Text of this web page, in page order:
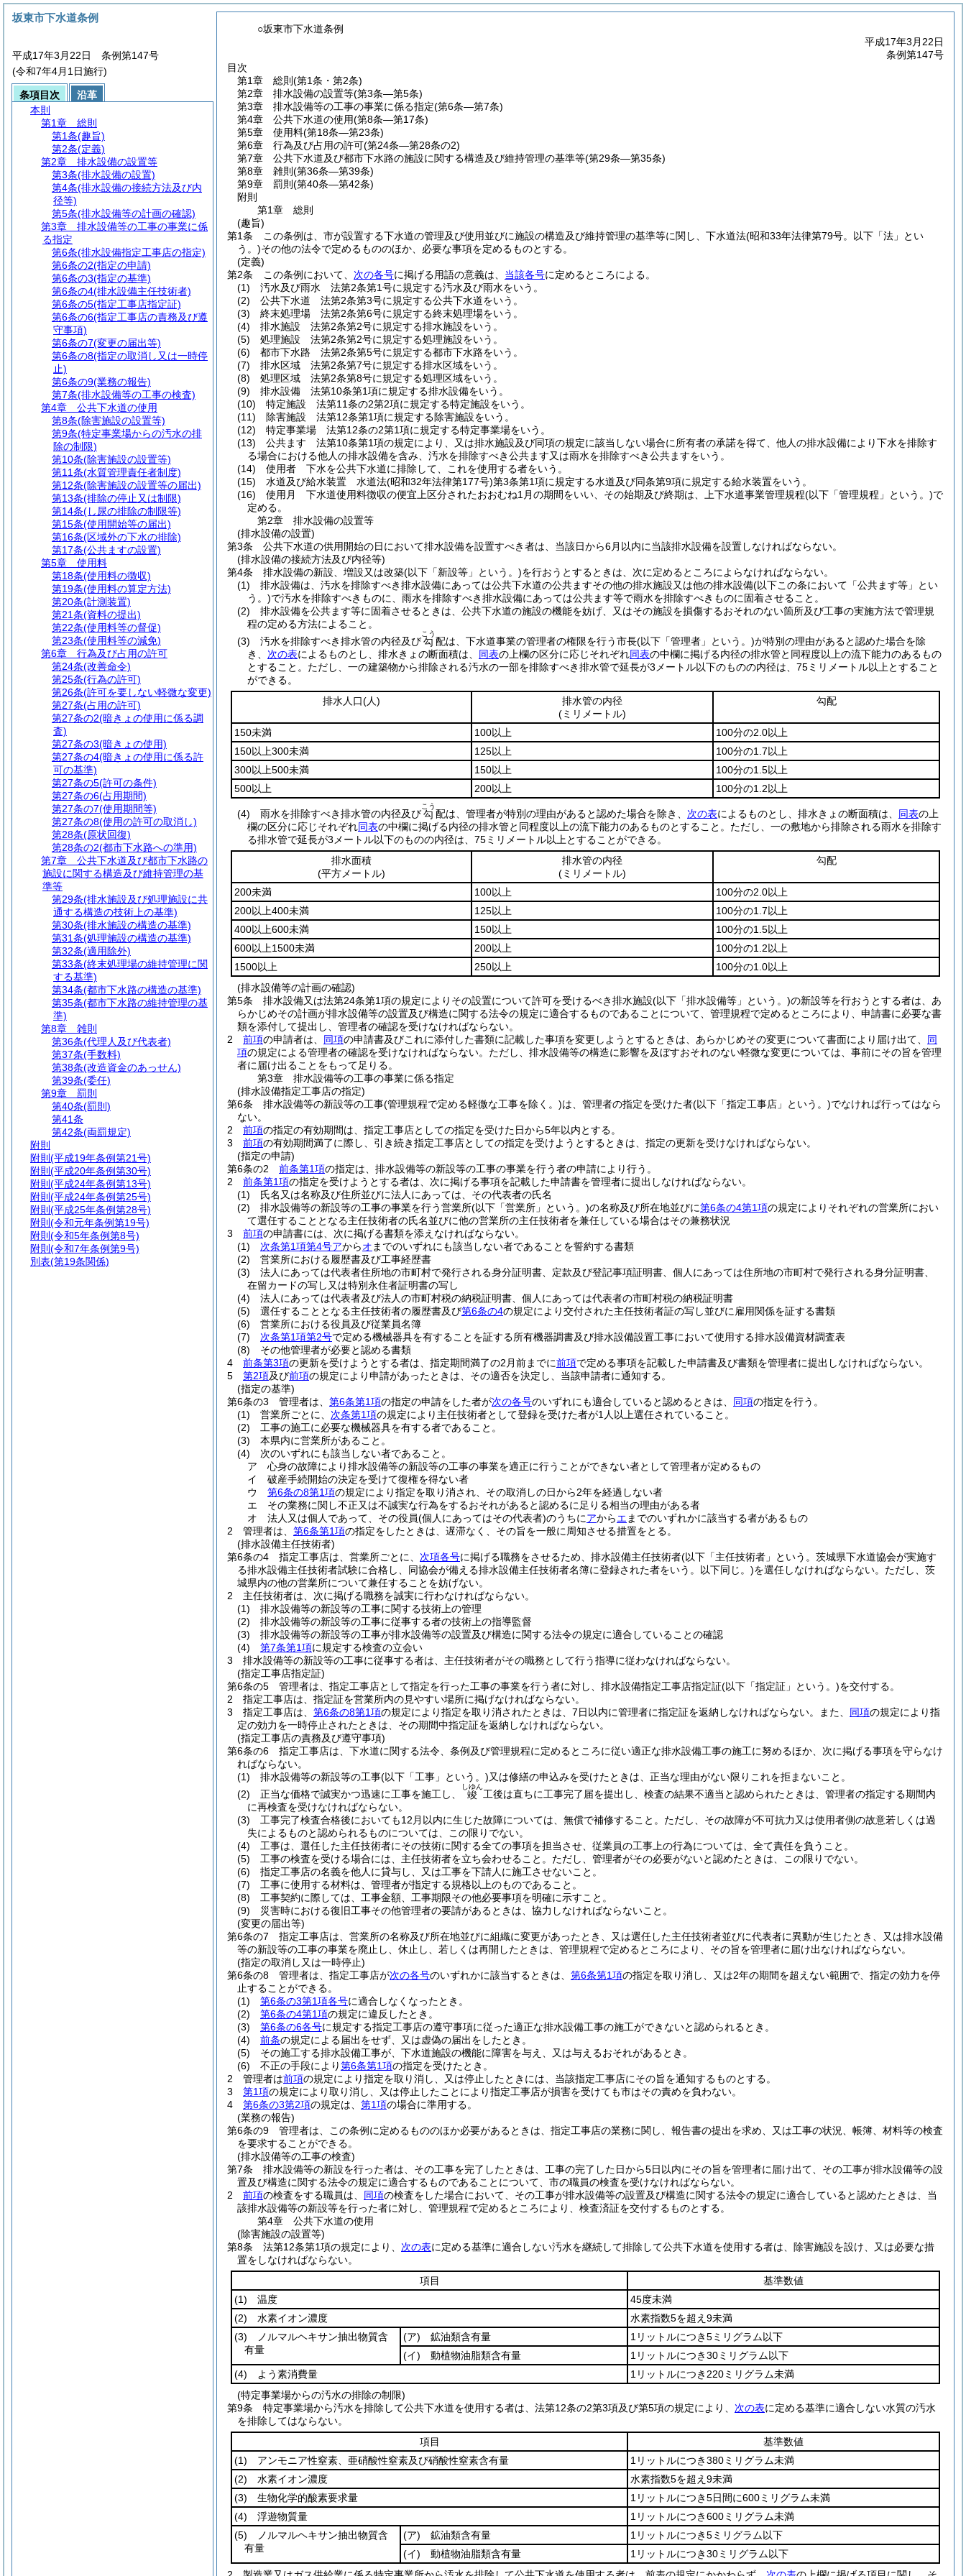
○坂東市下水道条例
平成17年3月22日
条例第147号
目次
第1章
総則 (第1条・第2条)
第2章
排水設備の設置等(第3条―第5条)
第3章
排水設備等の工事の事業に係る指定(第6条―第7条)
第4章
公共下水道の使用(第8条―第17条)
第5章
使用料(第18条―第23条)
第6章
行為及び占用の許可(第24条―第28条の2)
第7章
公共下水道及び都市下水路の施設に関する構造及び維持管理の基準等(第29条―第35条)
第8章
雑則 (第36条―第39条)
第9章
罰則 (第40条―第42条)
附則
第1章
総則
(趣旨)
第1条
この条例は、市が設置する下水道の管理及び使用並びに施設の構造及び維持管理の基準等に関し、下水道法(昭和33年法律第79号。以下「法」とい
う。)その他の法令で定めるもののほか、必要な事項を定めるものとする。
(定義)
第2条
この条例において、 次の各号に掲げる用語の意義は、 当該各号に定めるところによる。
(1)
汚水及び雨水 法第2条第1号に規定する汚水及び雨水をいう。
(2)
公共下水道 法第2条第3号に規定する公共下水道をいう。
(3)
終末処理場 法第2条第6号に規定する終末処理場をいう。
(4)
排水施設 法第2条第2号に規定する排水施設をいう。
(5)
処理施設 法第2条第2号に規定する処理施設をいう。
(6)
都市下水路 法第2条第5号に規定する都市下水路をいう。
(7)
排水区域 法第2条第7号に規定する排水区域をいう。
(8)
処理区域 法第2条第8号に規定する処理区域をいう。
(9)
排水設備 法第10条第1項に規定する排水設備をいう。
(10)
特定施設 法第11条の2第2項に規定する特定施設をいう。
(11)
除害施設 法第12条第1項に規定する除害施設をいう。
(12)
特定事業場 法第12条の2第1項に規定する特定事業場をいう。
(13)
公共ます 法第10条第1項の規定により、又は排水施設及び同項の規定に該当しない場合に所有者の承諾を得て、他人の排水設備により下水を排除す
る場合における他人の排水設備を含み、汚水を排除すべき公共ます又は雨水を排除すべき公共ますをいう。
(14)
使用者 下水を公共下水道に排除して、これを使用する者をいう。
(15)
水道及び給水装置 水道法(昭和32年法律第177号)第3条第1項に規定する水道及び同条第9項に規定する給水装置をいう。
(16)
使用月 下水道使用料徴収の便宜上区分されたおおむね1月の期間をいい、その始期及び終期は、上下水道事業管理規程(以下「管理規程」という。)で
定める。
第2章
排水設備の設置等
(排水設備の設置)
第3条
公共下水道の供用開始の日において排水設備を設置すべき者は、当該日から6月以内に当該排水設備を設置しなければならない。
(排水設備の接続方法及び内径等)
第4条
排水設備の新設、増設又は改築(以下「新設等」という。)を行おうとするときは、次に定めるところによらなければならない。
(1)
排水設備は、汚水を排除すべき排水設備にあっては公共下水道の公共ますその他の排水施設又は他の排水設備(以下この条において「公共ます等」とい
う。)で汚水を排除すべきものに、雨水を排除すべき排水設備にあっては公共ます等で雨水を排除すべきものに固着させること。
(2)
排水設備を公共ます等に固着させるときは、公共下水道の施設の機能を妨げ、又はその施設を損傷するおそれのない箇所及び工事の実施方法で管理規
程の定める方法によること。
(3)
汚水を排除すべき排水管の内径及び勾
こう
配は、下水道事業の管理者の権限を行う市長(以下「管理者」という。)が特別の理由があると認めた場合を除
き、 次の表によるものとし、排水きょの断面積は、 同表の上欄の区分に応じそれぞれ同表の中欄に掲げる内径の排水管と同程度以上の流下能力のあるもの
とすること。 ただし、一の建築物から排除される汚水の一部を排除すべき排水管で延長が3メートル以下のものの内径は、75ミリメートル以上とすること
ができる。
排水人口(人)
排水管の内径
(ミリメートル)
勾配
150未満 100以上
100分の2.0以上
150以上300未満
125以上
100分の1.7以上
300以上500未満
150以上
100分の1.5以上
500以上
200以上 100分の1.2以上
(4) 雨水を排除すべき排水管の内径及び勾
こう
配は、管理者が特別の理由があると認めた場合を除き、 次の表によるものとし、排水きょの断面積は、 同表の上
欄の区分に応じそれぞれ同表の中欄に掲げる内径の排水管と同程度以上の流下能力のあるものとすること。 ただし、一の敷地から排除される雨水を排除す
る排水管で延長が3メートル以下のものの内径は、75ミリメートル以上とすることができる。
排水面積
(平方メートル)
排水管の内径
(ミリメートル)
勾配
200未満 100以上
100分の2.0以上
200以上400未満
125以上
100分の1.7以上
400以上600未満
150以上
100分の1.5以上
600以上1500未満
200以上
100分の1.2以上
1500以上
250以上
100分の1.0以上
(排水設備等の計画の確認)
第5条
排水設備又は法第24条第1項の規定によりその設置について許可を受けるべき排水施設(以下「排水設備等」という。)の新設等を行おうとする者は、あ
らかじめその計画が排水設備等の設置及び構造に関する法令の規定に適合するものであることについて、管理規程で定めるところにより、申請書に必要な書
類を添付して提出し、管理者の確認を受けなければならない。
2
前項の申請者は、 同項の申請書及びこれに添付した書類に記載した事項を変更しようとするときは、あらかじめその変更について書面により届け出て、 同
項の規定による管理者の確認を受けなければならない。 ただし、排水設備等の構造に影響を及ぼすおそれのない軽微な変更については、事前にその旨を管理
者に届け出ることをもって足りる。
第3章
排水設備等の工事の事業に係る指定
(排水設備指定工事店の指定)
第6条
排水設備等の新設等の工事(管理規程で定める軽微な工事を除く。)は、管理者の指定を受けた者(以下「指定工事店」という。)でなければ行ってはなら
ない。
2
前項の指定の有効期間は、指定工事店としての指定を受けた日から5年以内とする。
3
前項の有効期間満了に際し、引き続き指定工事店としての指定を受けようとするときは、指定の更新を受けなければならない。
(指定の申請)
第6条の2
前条第1項の指定は、排水設備等の新設等の工事の事業を行う者の申請により行う。
2
前条第1項の指定を受けようとする者は、次に掲げる事項を記載した申請書を管理者に提出しなければならない。
(1)
氏名又は名称及び住所並びに法人にあっては、その代表者の氏名
(2)
排水設備等の新設等の工事の事業を行う営業所(以下「営業所」という。)の名称及び所在地並びに第6条の4第1項の規定によりそれぞれの営業所におい
て選任することとなる主任技術者の氏名並びに他の営業所の主任技術者を兼任している場合はその兼務状況
3
前項の申請書には、次に掲げる書類を添えなければならない。
(1)
次条第1項第4号アからオ までのいずれにも該当しない者であることを誓約する書類
(2)
営業所における履歴書及び工事経歴書
(3)
法人にあっては代表者住所地の市町村で発行される身分証明書、定款及び登記事項証明書、個人にあっては住所地の市町村で発行される身分証明書、
在留カードの写し又は特別永住者証明書の写し
(4)
法人にあっては代表者及び法人の市町村税の納税証明書、個人にあっては代表者の市町村税の納税証明書
(5)
選任することとなる主任技術者の履歴書及び第6条の4の規定により交付された主任技術者証の写し並びに雇用関係を証する書類
(6)
営業所における役員及び従業員名簿
(7)
次条第1項第2号で定める機械器具を有することを証する所有機器調書及び排水設備設置工事において使用する排水設備資材調査表
(8)
その他管理者が必要と認める書類
4
前条第3項の更新を受けようとする者は、指定期間満了の2月前までに前項で定める事項を記載した申請書及び書類を管理者に提出しなければならない。
5
第2項及び前項の規定により申請があったときは、その適否を決定し、当該申請者に通知する。
(指定の基準)
第6条の3
管理者は、 第6条第1項の指定の申請をした者が次の各号のいずれにも適合していると認めるときは、 同項の指定を行う。
(1)
営業所ごとに、 次条第1項の規定により主任技術者として登録を受けた者が1人以上選任されていること。
(2)
工事の施工に必要な機械器具を有する者であること。
(3)
本県内に営業所があること。
(4)
次のいずれにも該当しない者であること。
ア
心身の故障により排水設備等の新設等の工事の事業を適正に行うことができない者として管理者が定めるもの
イ
破産手続開始の決定を受けて復権を得ない者
ウ
第6条の8第1項の規定により指定を取り消され、その取消しの日から2年を経過しない者
エ
その業務に関し不正又は不誠実な行為をするおそれがあると認めるに足りる相当の理由がある者
オ
法人又は個人であって、その役員(個人にあってはその代表者)のうちにアからエ までのいずれかに該当する者があるもの
2
管理者は、 第6条第1項の指定をしたときは、遅滞なく、その旨を一般に周知させる措置をとる。
(排水設備主任技術者)
第6条の4
指定工事店は、営業所ごとに、 次項各号に掲げる職務をさせるため、排水設備主任技術者(以下「主任技術者」という。茨城県下水道協会が実施す
る排水設備主任技術者試験に合格し、同協会が備える排水設備主任技術者名簿に登録された者をいう。以下同じ。)を選任しなければならない。 ただし、茨
城県内の他の営業所について兼任することを妨げない。
2
主任技術者は、次に掲げる職務を誠実に行わなければならない。
(1)
排水設備等の新設等の工事に関する技術上の管理
(2)
排水設備等の新設等の工事に従事する者の技術上の指導監督
(3)
排水設備等の新設等の工事が排水設備等の設置及び構造に関する法令の規定に適合していることの確認
(4)
第7条第1項に規定する検査の立会い
3
排水設備等の新設等の工事に従事する者は、主任技術者がその職務として行う指導に従わなければならない。
(指定工事店指定証)
第6条の5
管理者は、指定工事店として指定を行った工事の事業を行う者に対し、排水設備指定工事店指定証(以下「指定証」という。)を交付する。
2
指定工事店は、指定証を営業所内の見やすい場所に掲げなければならない。
3
指定工事店は、 第6条の8第1項の規定により指定を取り消されたときは、7日以内に管理者に指定証を返納しなければならない。 また、 同項の規定により指
定の効力を一時停止されたときは、その期間中指定証を返納しなければならない。
(指定工事店の責務及び遵守事項)
第6条の6
指定工事店は、下水道に関する法令、条例及び管理規程に定めるところに従い適正な排水設備工事の施工に努めるほか、次に掲げる事項を守らなけ
ればならない。
(1)
排水設備等の新設等の工事(以下「工事」という。)又は修繕の申込みを受けたときは、正当な理由がない限りこれを拒まないこと。
(2)
正当な価格で誠実かつ迅速に工事を施工し、 竣
しゆん
工後は直ちに工事完了届を提出し、検査の結果不適当と認められたときは、管理者の指定する期間内
に再検査を受けなければならない。
(3)
工事完了検査合格後においても12月以内に生じた故障については、無償で補修すること。 ただし、その故障が不可抗力又は使用者側の故意若しくは過
失によるものと認められるものについては、この限りでない。
(4)
工事は、選任した主任技術者にその技術に関する全ての事項を担当させ、従業員の工事上の行為については、全て責任を負うこと。
(5)
工事の検査を受ける場合には、主任技術者を立ち会わせること。 ただし、管理者がその必要がないと認めたときは、この限りでない。
(6)
指定工事店の名義を他人に貸与し、又は工事を下請人に施工させないこと。
(7)
工事に使用する材料は、管理者が指定する規格以上のものであること。
(8)
工事契約に際しては、工事金額、工事期限その他必要事項を明確に示すこと。
(9)
災害時における復旧工事その他管理者の要請があるときは、協力しなければならないこと。
(変更の届出等)
第6条の7
指定工事店は、営業所の名称及び所在地並びに組織に変更があったとき、又は選任した主任技術者並びに代表者に異動が生じたとき、又は排水設備
等の新設等の工事の事業を廃止し、休止し、若しくは再開したときは、管理規程で定めるところにより、その旨を管理者に届け出なければならない。
(指定の取消し又は一時停止)
第6条の8
管理者は、指定工事店が次の各号のいずれかに該当するときは、 第6条第1項の指定を取り消し、又は2年の期間を超えない範囲で、指定の効力を停
止することができる。
(1)
第6条の3第1項各号に適合しなくなったとき。
(2)
第6条の4第1項の規定に違反したとき。
(3)
第6条の6各号に規定する指定工事店の遵守事項に従った適正な排水設備工事の施工ができないと認められるとき。
(4)
前条の規定による届出をせず、又は虚偽の届出をしたとき。
(5)
その施工する排水設備工事が、下水道施設の機能に障害を与え、又は与えるおそれがあるとき。
(6)
不正の手段により第6条第1項の指定を受けたとき。
2
管理者は前項の規定により指定を取り消し、又は停止したときには、当該指定工事店にその旨を通知するものとする。
3
第1項の規定により取り消し、又は停止したことにより指定工事店が損害を受けても市はその責めを負わない。
4
第6条の3第2項の規定は、 第1項の場合に準用する。
(業務の報告)
第6条の9
管理者は、この条例に定めるもののほか必要があるときは、指定工事店の業務に関し、報告書の提出を求め、又は工事の状況、帳簿、材料等の検査
を要求することができる。
(排水設備等の工事の検査)
第7条
排水設備等の新設を行った者は、その工事を完了したときは、工事の完了した日から5日以内にその旨を管理者に届け出て、その工事が排水設備等の設
置及び構造に関する法令の規定に適合するものであることについて、市の職員の検査を受けなければならない。
2
前項の検査をする職員は、 同項の検査をした場合において、その工事が排水設備等の設置及び構造に関する法令の規定に適合していると認めたときは、当
該排水設備等の新設等を行った者に対し、管理規程で定めるところにより、検査済証を交付するものとする。
第4章
公共下水道の使用
(除害施設の設置等)
第8条
法第12条第1項の規定により、 次の表に定める基準に適合しない汚水を継続して排除して公共下水道を使用する者は、除害施設を設け、又は必要な措
置をしなければならない。
項目
基準数値
(1) 温度
45度未満
(2) 水素イオン濃度
水素指数5を超え9未満
(3) ノルマルヘキサン抽出物質含
有量
(ア) 鉱油類含有量
1リットルにつき5ミリグラム以下
(イ) 動植物油脂類含有量
1リットルにつき30ミリグラム以下
(4) よう素消費量
1リットルにつき220ミリグラム未満
(特定事業場からの汚水の排除の制限)
第9条
特定事業場から汚水を排除して公共下水道を使用する者は、法第12条の2第3項及び第5項の規定により、 次の表に定める基準に適合しない水質の汚水
を排除してはならない。
項目
基準数値
(1) アンモニア性窒素、亜硝酸性窒素及び硝酸性窒素含有量
1リットルにつき380ミリグラム未満
(2) 水素イオン濃度
水素指数5を超え9未満
(3) 生物化学的酸素要求量
1リットルにつき5日間に600ミリグラム未満
(4) 浮遊物質量
1リットルにつき600ミリグラム未満
(5) ノルマルヘキサン抽出物質含
有量
(ア) 鉱油類含有量
1リットルにつき5ミリグラム以下
(イ) 動植物油脂類含有量
1リットルにつき30ミリグラム以下
坂東市下水道条例
平成17年3月22日 条例第147号
(令和7年4月1日施行)
条項目次
沿革
本則
第1章
総則
第1条(趣旨)
第2条(定義)
第2章
排水設備の設置等
第3条(排水設備の設置)
第4条(排水設備の接続方法及び内
径等)
第5条(排水設備等の計画の確認)
第3章
排水設備等の工事の事業に係
る指定
第6条(排水設備指定工事店の指定)
第6条の2(指定の申請)
第6条の3(指定の基準)
第6条の4(排水設備主任技術者)
第6条の5(指定工事店指定証)
第6条の6(指定工事店の責務及び遵
守事項)
第6条の7(変更の届出等)
第6条の8(指定の取消し又は一時停
止)
第6条の9(業務の報告)
第7条(排水設備等の工事の検査)
第4章
公共下水道の使用
第8条(除害施設の設置等)
第9条(特定事業場からの汚水の排
除の制限)
第10条(除害施設の設置等)
第11条(水質管理責任者制度)
第12条(除害施設の設置等の届出)
第13条(排除の停止又は制限)
第14条(し尿の排除の制限等)
第15条(使用開始等の届出)
第16条(区域外の下水の排除)
第17条(公共ますの設置)
第5章
使用料
第18条(使用料の徴収)
第19条(使用料の算定方法)
第20条(計測装置)
第21条(資料の提出)
第22条(使用料等の督促)
第23条(使用料等の減免)
第6章
行為及び占用の許可
第24条(改善命令)
第25条(行為の許可)
第26条(許可を要しない軽微な変更)
第27条(占用の許可)
第27条の2(暗きょの使用に係る調
査)
第27条の3(暗きょの使用)
第27条の4(暗きょの使用に係る許
可の基準)
第27条の5(許可の条件)
第27条の6(占用期間)
第27条の7(使用期間等)
第27条の8(使用の許可の取消し)
第28条(原状回復)
第28条の2(都市下水路への準用)
第7章
公共下水道及び都市下水路の
施設に関する構造及び維持管理の基
準等
第29条(排水施設及び処理施設に共
通する構造の技術上の基準)
第30条(排水施設の構造の基準)
第31条(処理施設の構造の基準)
第32条(適用除外)
第33条(終末処理場の維持管理に関
する基準)
第34条(都市下水路の構造の基準)
第35条(都市下水路の維持管理の基
準)
第8章
雑則
第36条(代理人及び代表者)
第37条(手数料)
第38条(改造資金のあっせん)
第39条(委任)
第9章
罰則
第40条(罰則)
第41条
第42条(両罰規定)
附則
附則 (平成19年条例第21号)
附則 (平成20年条例第30号)
附則 (平成24年条例第13号)
附則 (平成24年条例第25号)
附則 (平成25年条例第28号)
附則 (令和元年条例第19号)
附則 (令和5年条例第8号)
附則 (令和7年条例第9号)
別表(第19条関係)